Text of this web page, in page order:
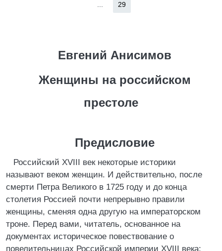
29
Евгений Анисимов
Женщины на российском
престоле
Предисловие
Российский XVIII век некоторые историки
называют веком женщин. И действительно, после
смерти Петра Великого в 1725 году и до конца
столетия Россией почти непрерывно правили
женщины, сменяя одна другую на императорском
троне. Перед вами, читатель, основанное на
документах историческое повествование о
повелительницах Российской империи XVIII века: